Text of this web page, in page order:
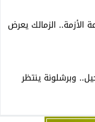
الأزمة.. الزمالك يعرض
وبرشلونة ينتظر